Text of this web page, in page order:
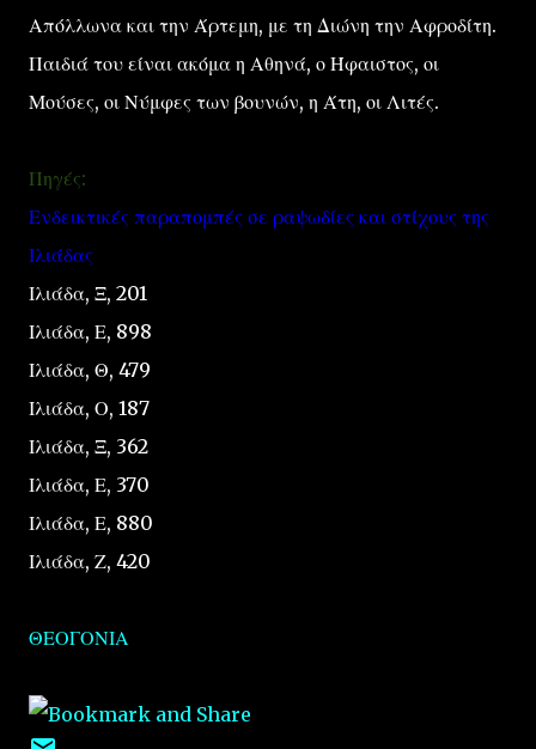
Απόλλωνα και την Άρτεμη, με τη Διώνη την Αφροδίτη.
Παιδιά του είναι ακόμα η Αθηνά, ο Ήφαιστος, οι
Μούσες, οι Νύμφες των βουνών, η Άτη, οι Λιτές.
Πηγές:
Ενδεικτικές παραπομπές σε ραψωδίες και στίχους της
Ιλιάδας
Ιλιάδα, Ξ, 201
Ιλιάδα, Ε, 898
Ιλιάδα, Θ, 479
Ιλιάδα, Ο, 187
Ιλιάδα, Ξ, 362
Ιλιάδα, Ε, 370
Ιλιάδα, Ε, 880
Ιλιάδα, Ζ, 420
ΘΕΟΓΟΝΙΑ